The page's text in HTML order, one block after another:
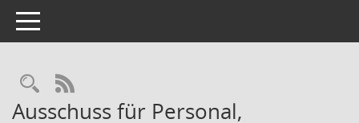
Toggle navigation
Rechercheauswahl
RSS-Feed
Ausschuss für Personal,